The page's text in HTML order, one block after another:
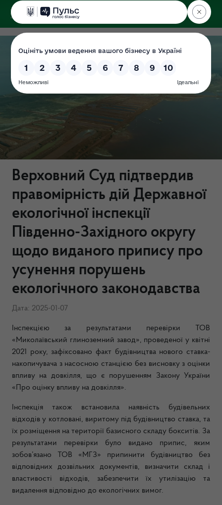
ДЕРЖЕКОІНСПЕКЦІЯ
Верховний Суд підтвердив
правомірність дій Державної
екологічної інспекції
Південно-Західного округу
щодо виданого припису про
усунення порушень
екологічного законодавства
Дата: 2025-01-07
Інспекцією за результатами перевірки
ТОВ
«Миколаївський глиноземний завод», проведеної у квітні
2021 року, зафіксовано факт будівництва нового ставка-
накопичувача з насосною станцією без висновку з оцінки
впливу на довкілля, що є порушенням Закону України
«Про оцінку впливу на довкілля».
Інспекція також встановила наявність будівельних
відходів у котловані, виритому під будівництво ставка, та
їх розміщення на території базисного складу бокситів. За
результатами перевірки було видано припис, яким
зобов’язано ТОВ «МГЗ» припинити будівництво без
відповідних дозвільних документів, визначити склад і
властивості відходів, забезпечити їх утилізацію та
видалення відповідно до екологічних вимог.